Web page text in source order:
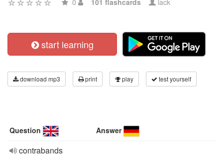
0 101 flashcards lack
start learning
download mp3 print play test yourself
Question Answer
contrabands